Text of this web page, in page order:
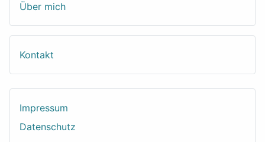
Über mich
Kontakt
Impressum
Datenschutz